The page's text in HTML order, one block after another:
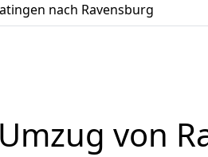
nach Ravensburg
von